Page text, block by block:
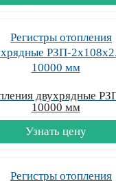
двухрядные
10000 мм
Узнать цену